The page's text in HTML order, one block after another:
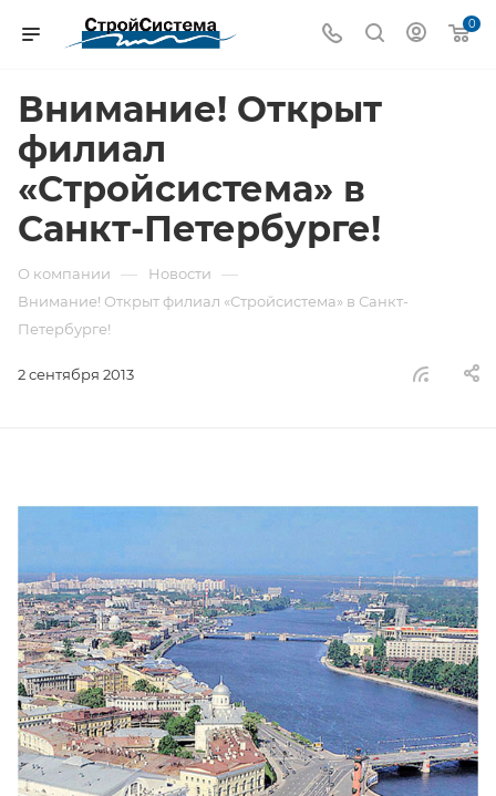
0
Внимание! Открыт
филиал
«Стройсистема» в
Санкт-Петербурге!
О компании — Новости —
Внимание! Открыт филиал «Стройсистема» в Санкт-
Петербурге!
2 сентября 2013